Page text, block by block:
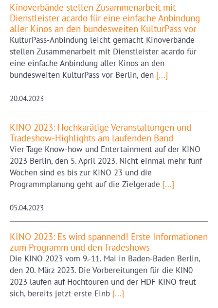
Kinoverbände stellen Zusammenarbeit mit
Dienstleister acardo für eine einfache Anbindung
aller Kinos an den bundesweiten KulturPass vor
KulturPass-Anbindung leicht gemacht Kinoverbände
stellen Zusammenarbeit mit Dienstleister acardo für
eine einfache Anbindung aller Kinos an den
bundesweiten KulturPass vor Berlin, den[...]
20.04.2023
KINO 2023: Hochkarätige Veranstaltungen und
Tradeshow-Highlights am laufenden Band
Vier Tage Know-how und Entertainment auf der KINO
2023 Berlin, den 5. April 2023. Nicht einmal mehr fünf
Wochen sind es bis zur KINO 23 und die
Programmplanung geht auf die Zielgerade [...]
05.04.2023
KINO 2023: Es wird spannend! Erste Informationen
zum Programm und den Tradeshows
Die KINO 2023 vom 9.-11. Mai in Baden-Baden Berlin,
den 20. März 2023. Die Vorbereitungen für die KIN0
2023 laufen auf Hochtouren und der HDF KINO freut
sich, bereits jetzt erste Einb[...]